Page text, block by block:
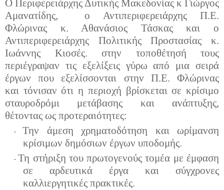
Ο Περιφερειάρχης Δυτικής Μακεδονίας κ Γιώργος
Αμανατίδης, ο Αντιπεριφερειάρχης Π.Ε.
Φλώρινας κ. Αθανάσιος Τάσκας και ο
Αντιπεριφερειάρχης Πολιτικής Προστασίας κ.
Ιωάννης Κιοσές. στην τοποθέτησή τους
περιέγραψαν τις εξελίξεις γύρω από μια σειρά
έργων που εξελίσσονται στην Π.Ε. Φλώρινας
και τόνισαν ότι η περιοχή βρίσκεται σε κρίσιμο
σταυροδρόμι μετάβασης και ανάπτυξης,
θέτοντας ως προτεραιότητες:
• Την άμεση χρηματοδότηση και ωρίμανση
κρίσιμων δημόσιων έργων υποδομής.
• Τη στήριξη του πρωτογενούς τομέα με έμφαση
σε αρδευτικά έργα και σύγχρονες
καλλιεργητικές πρακτικές.